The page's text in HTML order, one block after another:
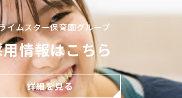
イムスター保育園グループ
情報はこちら
詳細を見る